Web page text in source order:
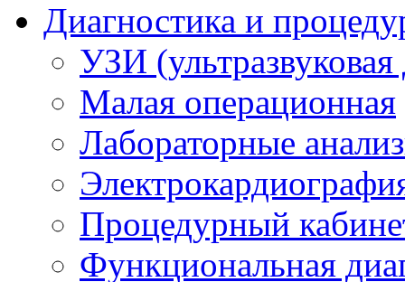
Диагностика и
УЗИ (ультразвуковая
Малая операционная
Лабораторные
Процедурный
Функциональная